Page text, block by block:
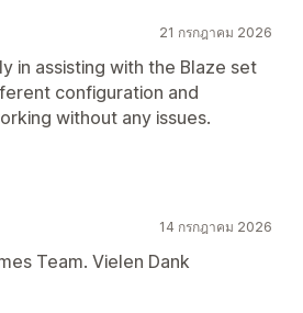
21 กรกฎาคม 2026
in assisting with the Blaze set
configuration and
without any issues.
14 กรกฎาคม 2026
Team. Vielen Dank